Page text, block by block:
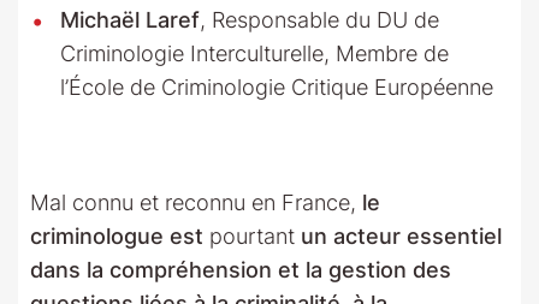
Michaël Laref, Responsable du DU de
Criminologie Interculturelle, Membre de
l’École de Criminologie Critique Européenne
Mal connu et reconnu en France, le
criminologue est pourtant un acteur essentiel
dans la compréhension et la gestion des